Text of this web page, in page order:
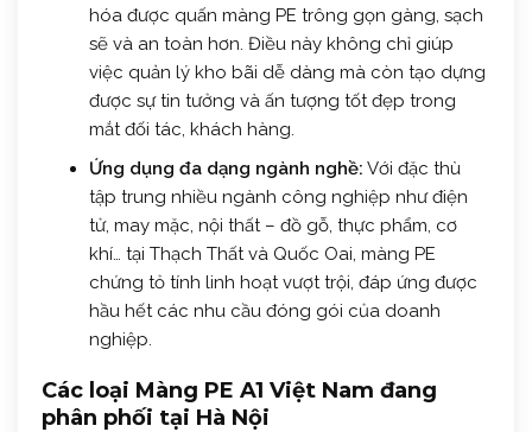
hóa được quấn màng PE trông gọn gàng, sạch
sẽ và an toàn hơn. Điều này không chỉ giúp
việc quản lý kho bãi dễ dàng mà còn tạo dựng
được sự tin tưởng và ấn tượng tốt đẹp trong
mắt đối tác, khách hàng.
Ứng dụng đa dạng ngành nghề: Với đặc thù
tập trung nhiều ngành công nghiệp như điện
tử, may mặc, nội thất – đồ gỗ, thực phẩm, cơ
khí… tại Thạch Thất và Quốc Oai, màng PE
chứng tỏ tính linh hoạt vượt trội, đáp ứng được
hầu hết các nhu cầu đóng gói của doanh
nghiệp.
Các loại Màng PE A1 Việt Nam đang
phân phối tại Hà Nội